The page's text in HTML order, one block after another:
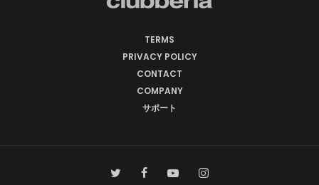
TERMS
PRIVACY POLICY
CONTACT
COMPANY
サポート